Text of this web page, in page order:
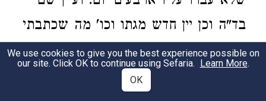
בד"ה וכן יין חדש מגתו וכו' מה שכתבתי
בס"ד באריכות קצת בדינים הללו.
29:17
We use cookies to give you the best experience possible on
our site. Click OK to continue using Sefaria. Learn More.
OK